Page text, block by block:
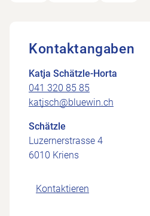
Kontaktangaben
Katja Schätzle-Horta
041 320 85 85
katjsch@bluewin.ch
Schätzle
Luzernerstrasse 4
6010 Kriens
Kontaktieren